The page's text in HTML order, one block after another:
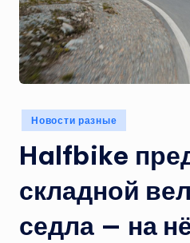
Опубликовано
в
Новости разные
Halfbike
складной
седла — на